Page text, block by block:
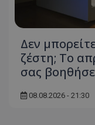
Δεν
ζέστη; Το
σας
08.08.2026 - 21:30